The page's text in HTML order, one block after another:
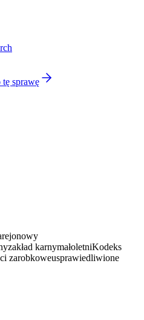
sprawę
rejonowy
zakład karnymałoletniKodeks
zarobkoweusprawiedliwione